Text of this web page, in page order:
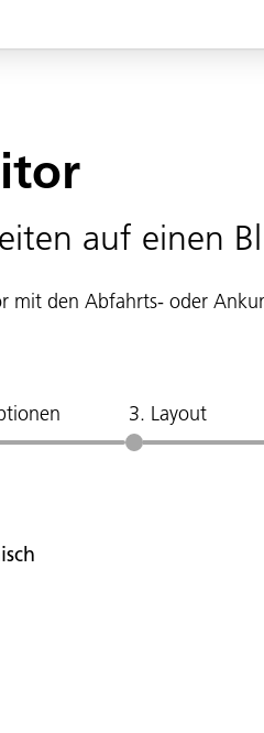
auf einen
mit den Abfahrts- oder
3. Layout